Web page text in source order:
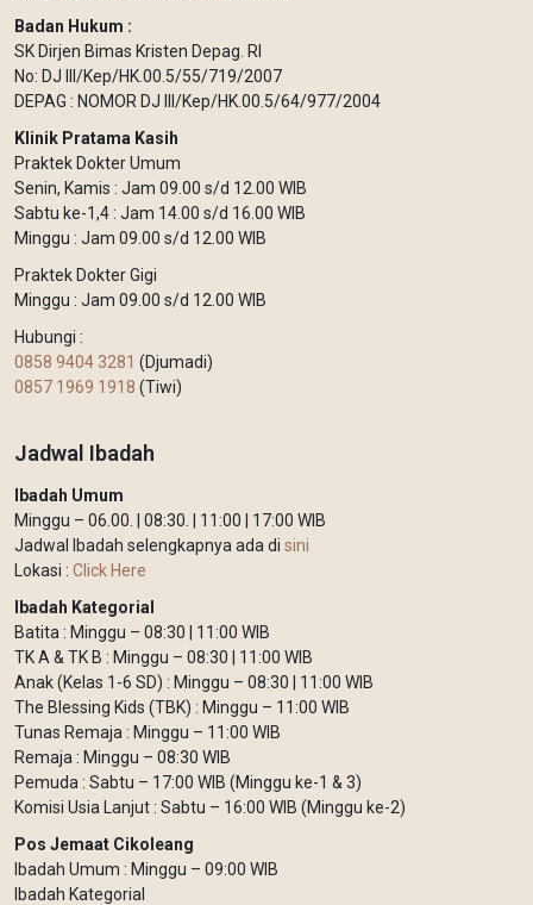
Badan Hukum :
SK Dirjen Bimas Kristen Depag. RI
No: DJ III/Kep/HK.00.5/55/719/2007
DEPAG : NOMOR DJ III/Kep/HK.00.5/64/977/2004
Klinik Pratama Kasih
Praktek Dokter Umum
Senin, Kamis : Jam 09.00 s/d 12.00 WIB
Sabtu ke-1,4 : Jam 14.00 s/d 16.00 WIB
Minggu : Jam 09.00 s/d 12.00 WIB
Praktek Dokter Gigi
Minggu : Jam 09.00 s/d 12.00 WIB
Hubungi :
0858 9404 3281 (Djumadi)
0857 1969 1918 (Tiwi)
Jadwal Ibadah
Ibadah Umum
Minggu – 06.00. | 08:30. | 11:00 | 17:00 WIB
Jadwal Ibadah selengkapnya ada di sini
Lokasi : Click Here
Ibadah Kategorial
Batita : Minggu – 08:30 | 11:00 WIB
TK A & TK B : Minggu – 08:30 | 11:00 WIB
Anak (Kelas 1-6 SD) : Minggu – 08:30 | 11:00 WIB
The Blessing Kids (TBK) : Minggu – 11:00 WIB
Tunas Remaja : Minggu – 11:00 WIB
Remaja : Minggu – 08:30 WIB
Pemuda : Sabtu – 17:00 WIB (Minggu ke-1 & 3)
Komisi Usia Lanjut : Sabtu – 16:00 WIB (Minggu ke-2)
Pos Jemaat Cikoleang
Ibadah Umum : Minggu – 09:00 WIB
Ibadah Kategorial